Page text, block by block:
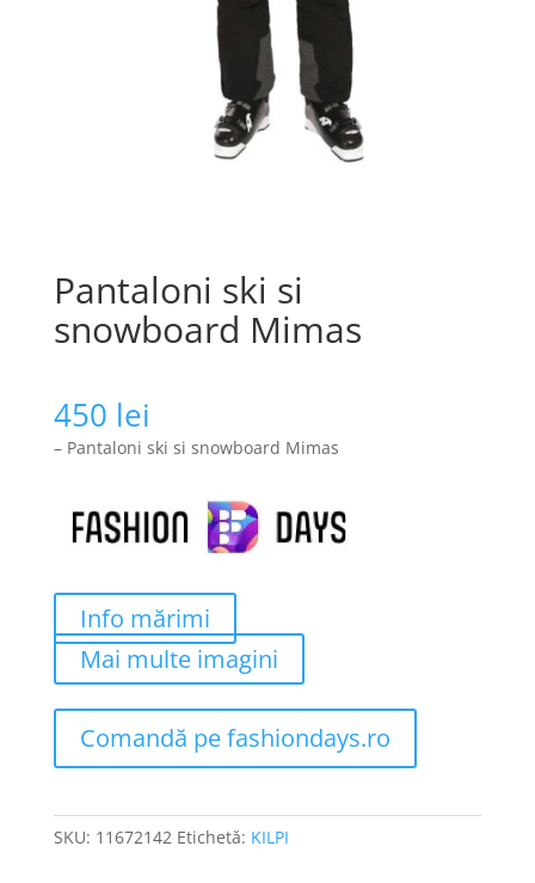
Pantaloni ski si
snowboard Mimas
450 lei
– Pantaloni ski si snowboard Mimas
Info mărimi
Mai multe imagini
Comandă pe fashiondays.ro
SKU: 11672142 Etichetă: KILPI